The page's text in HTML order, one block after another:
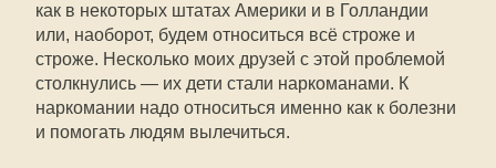
как в некоторых штатах Америки и в Голландии
или, наоборот, будем относиться всё строже и
строже. Несколько моих друзей с этой проблемой
столкнулись — их дети стали наркоманами. К
наркомании надо относиться именно как к болезни
и помогать людям вылечиться.